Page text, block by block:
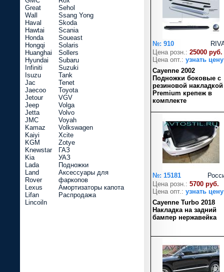
№: 910
Цена розн.: 25000 руб.
Цена опт.: узнать цену
Cayenne 2002
Подножки боковые с
резиновой накладкой
Premium крепеж в
комплекте
№: 15181
Цена розн.: 5700 руб.
Цена опт.: узнать цену
Cayenne Turbo 2018
Накладка на задний
бампер нержавейка
Great
Wall
Haval
Hawtai
Honda
Hongqi
Huanghai
Hyundai
Infiniti
Isuzu
Jac
Jaecoo
Jetour
Jeep
Jetta
JMC
Kamaz
Kaiyi
KGM
Knewstar
Kia
Lada
Land
Rover
Lexus
Lifan
Lincoiln
Sehol
Ssang Yong
Skoda
Scania
Soueast
Solaris
Sollers
Subaru
Suzuki
Tank
Tenet
Toyota
VGV
Volga
Volvo
Voyah
Volkswagen
Xcite
Zotye
ГАЗ
УАЗ
Подножки
Аксессуары для
фаркопов
Амортизаторы капота
Распродажа